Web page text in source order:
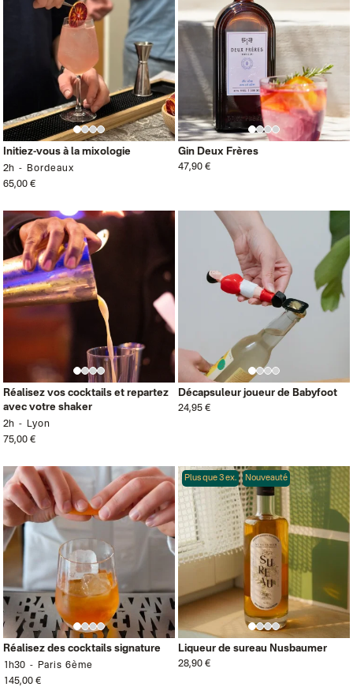
Initiez-vous à la mixologie
2h
Bordeaux
65,00 €
Gin Deux Frères
47,90 €
Réalisez vos cocktails et repartez
avec votre shaker
2h
Lyon
75,00 €
Décapsuleur joueur de Babyfoot
24,95 €
Réalisez des cocktails signature
1h30
Paris 6ème
145,00 €
Plus que 3 ex. Nouveauté
Liqueur de sureau Nusbaumer
28,90 €